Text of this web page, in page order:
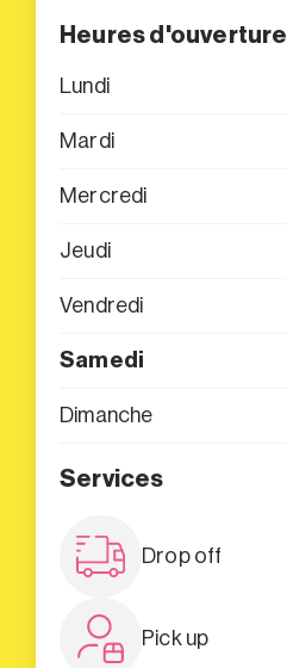
Heures d'ouverture
Lundi
Mardi
Mercredi
Jeudi
Vendredi
Samedi
Dimanche
Services
Drop off
Pick up